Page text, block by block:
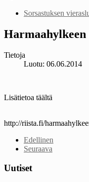
Sorsastuksen
Harmaahylkeen
Tietoja
Luotu: 06.06.2014
Lisätietoa täältä
http://riista.fi/
Edellinen
Seuraava
Uutiset